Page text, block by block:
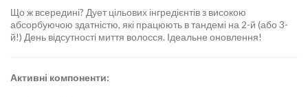
Що ж всередині? Дует цільових інгредієнтів з високою
абсорбуючою здатністю, які працюють в тандемі на 2-й (або 3-
й!) День відсутності миття волосся. Ідеальне оновлення!
Активні компоненти: